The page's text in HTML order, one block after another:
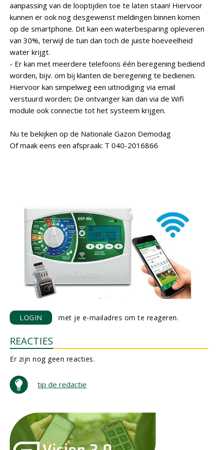
aanpassing van de looptijden toe te laten staan! Hiervoor
kunnen er ook nog desgewenst meldingen binnen komen
op de smartphone. Dit kan een waterbesparing opleveren
van 30%, terwijl de tuin dan toch de juiste hoeveelheid
water krijgt.
- Er kan met meerdere telefoons één beregening bediend
worden, bijv. om bij klanten de beregening te bedienen.
Hiervoor kan simpelweg een uitnodiging via email
verstuurd worden; De ontvanger kan dan via de Wifi
module ook connectie tot het systeem krijgen.
Nu te bekijken op de Nationale Gazon Demodag
Of maak eens een afspraak: T 040-2016866
LOGIN met je e-mailadres om te reageren.
REACTIES
Er zijn nog geen reacties.
tip de redactie